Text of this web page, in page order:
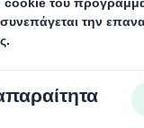
σας